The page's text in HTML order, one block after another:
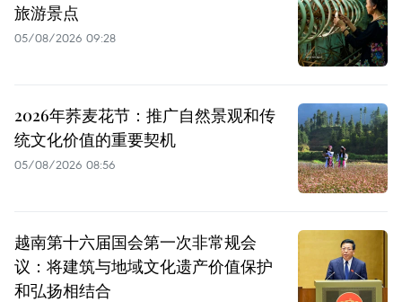
旅游景点
05/08/2026 09:28
2026年荞麦花节：推广自然景观和传
统文化价值的重要契机
05/08/2026 08:56
越南第十六届国会第一次非常规会
议：将建筑与地域文化遗产价值保护
和弘扬相结合